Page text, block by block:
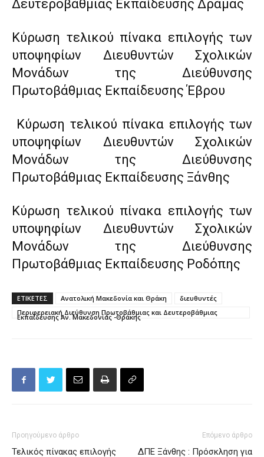
Δευτεροβάθμιας Εκπαίδευσης Δράμας
Κύρωση τελικού πίνακα επιλογής των
υποψηφίων Διευθυντών Σχολικών
Μονάδων της Διεύθυνσης
Πρωτοβάθμιας Εκπαίδευσης Έβρου
Κύρωση τελικού πίνακα επιλογής των
υποψηφίων Διευθυντών Σχολικών
Μονάδων της Διεύθυνσης
Πρωτοβάθμιας Εκπαίδευσης Ξάνθης
Κύρωση τελικού πίνακα επιλογής των
υποψηφίων Διευθυντών Σχολικών
Μονάδων της Διεύθυνσης
Πρωτοβάθμιας Εκπαίδευσης Ροδόπης
ΕΤΙΚΕΤΕΣ Ανατολική Μακεδονία και Θράκη
διευθυντές
Περιφερειακή Διεύθυνση Πρωτοβάθμιας και Δευτεροβάθμιας
Εκπαίδευσης Αν. Μακεδονίας -Θράκης
Προηγούμενο άρθρο
Τελικός πίνακας επιλογής
Επόμενο άρθρο
ΔΠΕ Ξάνθης : Πρόσκληση για